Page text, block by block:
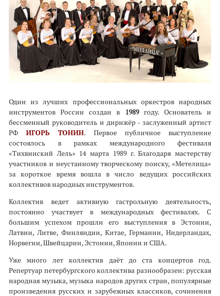
Один из лучших профессиональных оркестров народных
инструментов России создан в 1989году. Основатель и
бессменный руководитель и дирижёр - заслуженный артист
РФИГОРЬ ТОНИН. Первое публичное выступление
состоялось в рамках международного фестиваля
«Тихвинский Лель» 14 марта 1989 г. Благодаря мастерству
участников и неустанному творческому поиску, «Метелица»
за короткое время вошла в число ведущих российских
коллективов народных инструментов.
Коллектив ведет активную гастрольную деятельность,
постоянно участвует в международных фестивалях. С
большим успехом прошли его выступления в Эстонии,
Латвии, Литве, Финляндии, Китае, Германии, Нидерландах,
Норвегии, Швейцарии, Эстонии, Японии и США.
Уже много лет коллектив даёт до ста концертов год.
Репертуар петербургского коллектива разнообразен: русская
народная музыка, музыка народов других стран, популярные
произведения русских и зарубежных классиков, сочинения